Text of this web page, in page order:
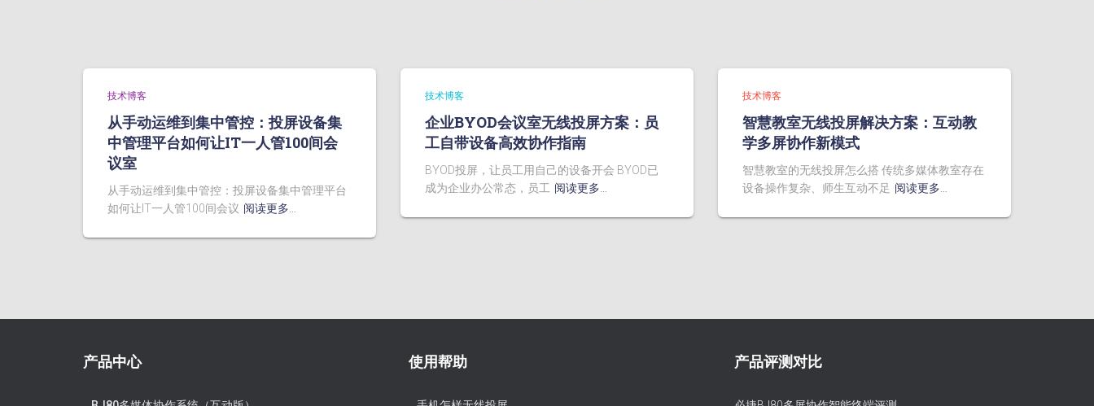
技术博客
从手动运维到集中管控：投屏设备集
中管理平台如何让IT一人管100间会
议室
从手动运维到集中管控：投屏设备集中管理平台
如何让IT一人管100间会议 阅读更多…
技术博客
企业BYOD会议室无线投屏方案：员
工自带设备高效协作指南
BYOD投屏，让员工用自己的设备开会 BYOD已
成为企业办公常态，员工 阅读更多…
技术博客
智慧教室无线投屏解决方案：互动教
学多屏协作新模式
智慧教室的无线投屏怎么搭 传统多媒体教室存在
设备操作复杂、师生互动不足 阅读更多…
产品中心 使用帮助 产品评测对比